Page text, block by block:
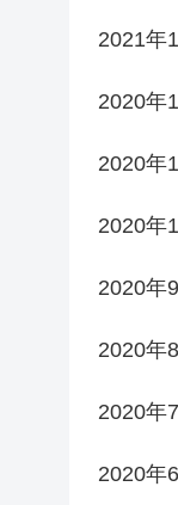
2021年
2020年
2020年
2020年
2020年
2020年
2020年
2020年